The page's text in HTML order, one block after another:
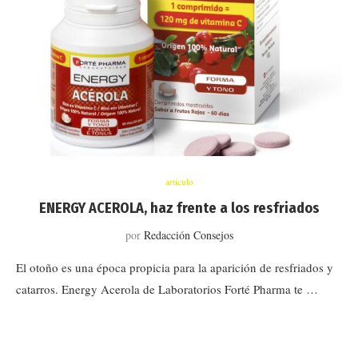
artículo
ENERGY ACEROLA, haz frente a los resfriados
por Redacción Consejos
El otoño es una época propicia para la aparición de resfriados y
catarros. Energy Acerola de Laboratorios Forté Pharma te …